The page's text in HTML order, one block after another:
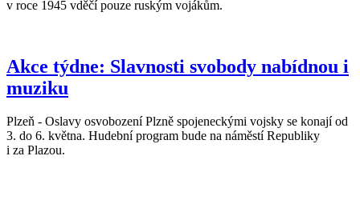
v roce 1945 vděčí pouze ruským vojákům.
Akce týdne: Slavnosti svobody nabídnou i
muziku
Plzeň - Oslavy osvobození Plzně spojeneckými vojsky se konají od
3. do 6. května. Hudební program bude na náměstí Republiky
i za Plazou.